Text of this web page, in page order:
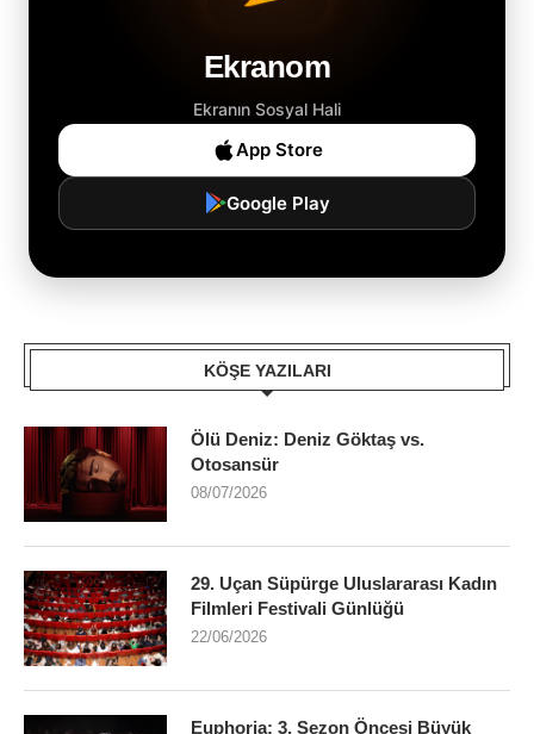
Ekranom
Ekranın Sosyal Hali
App Store
Google Play
KÖŞE YAZILARI
Ölü Deniz: Deniz Göktaş vs.
Otosansür
08/07/2026
29. Uçan Süpürge Uluslararası Kadın
Filmleri Festivali Günlüğü
22/06/2026
Euphoria: 3. Sezon Öncesi Büyük